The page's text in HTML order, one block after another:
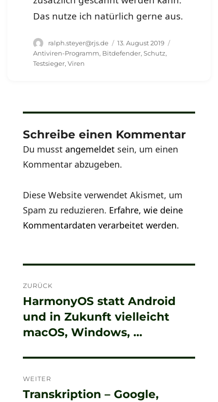
Das nutze ich natürlich gerne aus.
Autor
ralph.steyer@rjs.de
Veröffentlicht
am
13. August 2019
Antiviren-Programm, Bitdefender,Schutz,
Testsieger,Viren
Schreibe einen Kommentar
Du musstangemeldet sein, um einen
Kommentar abzugeben.
Diese Website verwendet Akismet, um
Spam zu reduzieren. Erfahre, wie deine
Kommentardaten verarbeitet werden.
ZURÜCK
Vorheriger
Beitrag:
HarmonyOS statt Android
und in Zukunft vielleicht
macOS, Windows, …
WEITER
Nächster
Transkription – Google,